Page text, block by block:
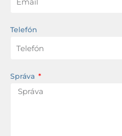
Telefón
Správa